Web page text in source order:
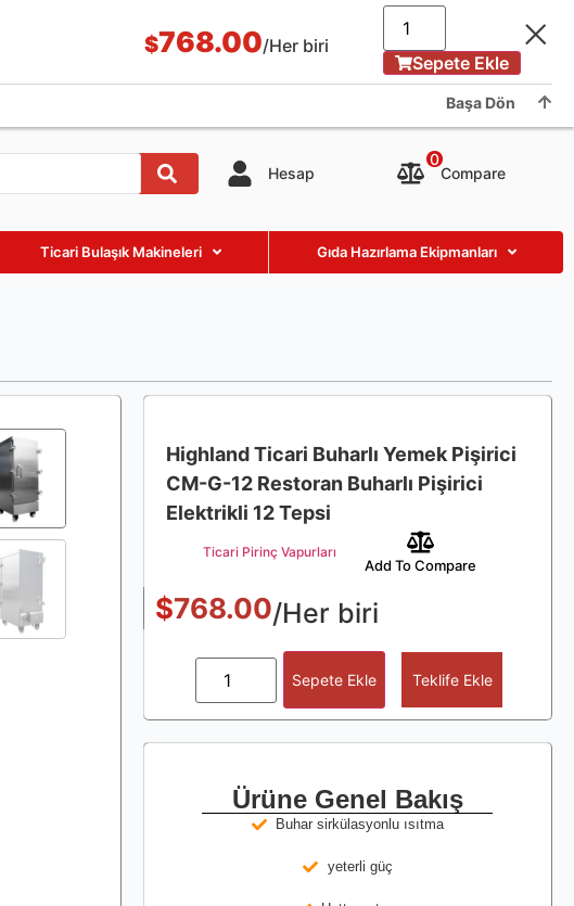
Uygulama ve Vaka hakkımızda
Hesap Compare
0
Ticari Bulaşık Makineleri Gıda Hazırlama Ekipmanları
Highland Ticari Buharlı Yemek Pişirici
CM-G-12 Restoran Buharlı Pişirici
Elektrikli 12 Tepsi
Ticari Pirinç Vapurları
Add To Compare
$768.00/Her biri
Sepete Ekle Teklife Ekle
Ürüne Genel Bakış
Buhar sirkülasyonlu ısıtma
yeterli güç
$768.00/Her biri
Sepete Ekle
Başa Dön